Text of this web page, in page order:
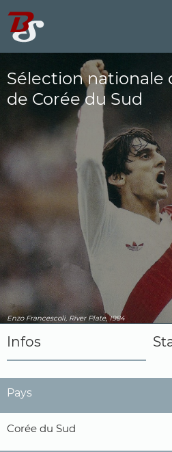
Sélection nationale
de Corée du Sud
Enzo Francescoli, River Plate, 1984
Infos
Pays
Corée du Sud